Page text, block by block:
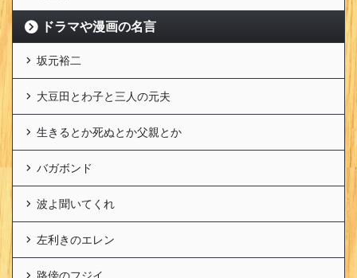
ドラマや漫画の名言
坂元裕二
大豆田とわ子と三人の元夫
生きるとか死ぬとか父親とか
バガボンド
波よ聞いてくれ
左利きのエレン
路傍のフジイ